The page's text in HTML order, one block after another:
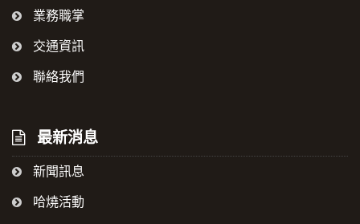
業務職掌
交通資訊
聯絡我們
最新消息
新聞訊息
哈燒活動